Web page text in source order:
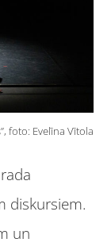
foto: Evelīna Vītola
diskursiem.
un